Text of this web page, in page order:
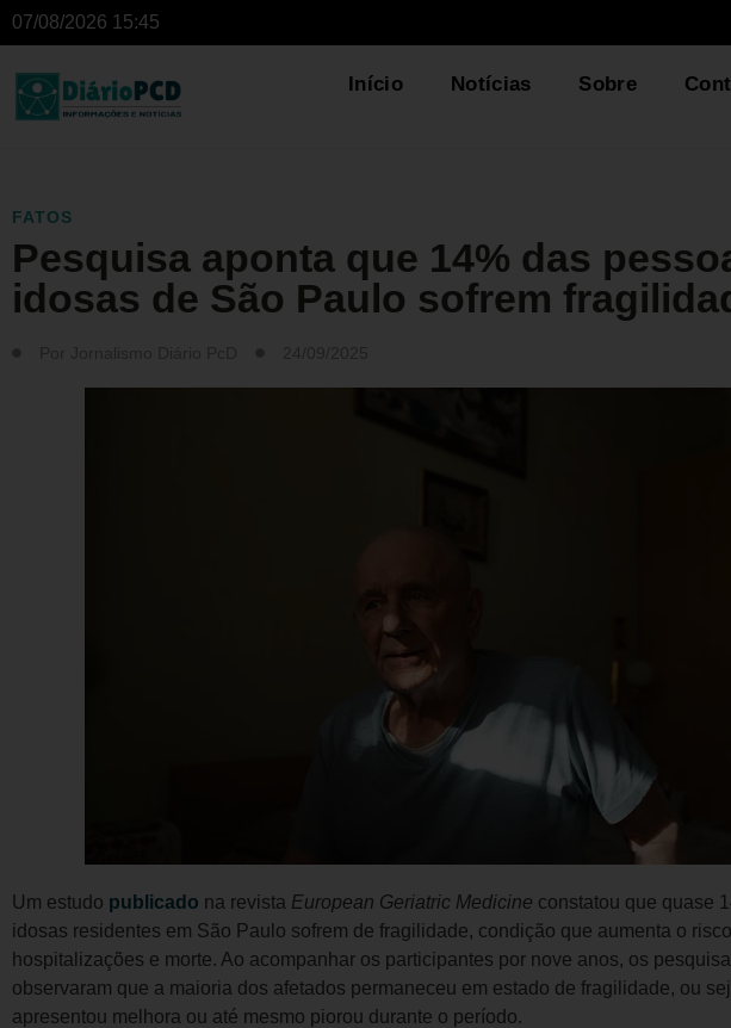
07/08/2026 15:45
Início Notícias Sobre
FATOS
Pesquisa aponta que 14% das
idosas de São Paulo sofrem
Um estudo publicado na revista European Geriatric Medicine constatou que quase
idosas residentes em São Paulo sofrem de fragilidade, condição que aumenta o
hospitalizações e morte. Ao acompanhar os participantes por nove anos, os
observaram que a maioria dos afetados permaneceu em estado de fragilidade, ou
apresentou melhora ou até mesmo piorou durante o período.